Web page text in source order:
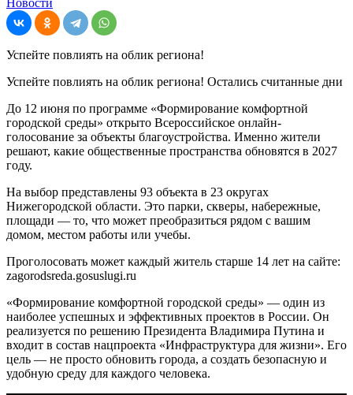
Успейте повлиять на облик региона!
Успейте повлиять на облик региона! Остались считанные дни
До 12 июня по программе «Формирование комфортной
городской среды» открыто Всероссийское онлайн-
голосование за объекты благоустройства. Именно жители
решают, какие общественные пространства обновятся в 2027
году.
На выбор представлены 93 объекта в 23 округах
Нижегородской области. Это парки, скверы, набережные,
площади — то, что может преобразиться рядом с вашим
домом, местом работы или учебы.
Проголосовать может каждый житель старше 14 лет на сайте:
zagorodsreda.gosuslugi.ru
«Формирование комфортной городской среды» — один из
наиболее успешных и эффективных проектов в России. Он
реализуется по решению Президента Владимира Путина и
входит в состав нацпроекта «Инфраструктура для жизни». Его
цель — не просто обновить города, а создать безопасную и
удобную среду для каждого человека.